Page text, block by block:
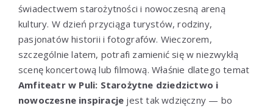
świadectwem starożytności i nowoczesną areną
kultury. W dzień przyciąga turystów, rodziny,
pasjonatów historii i fotografów. Wieczorem,
szczególnie latem, potrafi zamienić się w niezwykłą
scenę koncertową lub filmową. Właśnie dlatego temat
Amfiteatr w Puli: Starożytne dziedzictwo i
nowoczesne inspiracje jest tak wdzięczny — bo